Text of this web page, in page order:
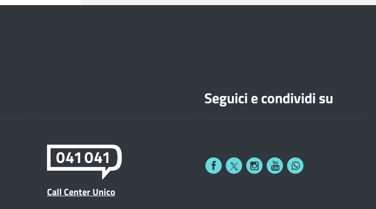
Call Center Unico
Seguici e condividi su